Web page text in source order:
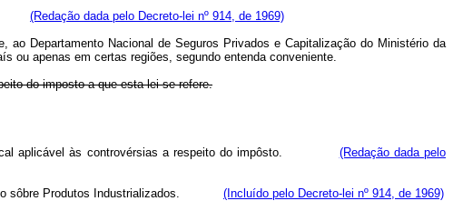
6º (Redação dada pelo Decreto-lei nº 914, de 1969)
Departamento Nacional de Seguros Privados e Capitalização do Ministério da
ou apenas em certas regiões, segundo entenda conveniente.
do imposto a que esta lei se refere.
fiscal aplicável às controvérsias a respeito do impôsto. (Redação dada pelo
sôbre Produtos Industrializados. (Incluído pelo Decreto-lei nº 914, de 1969)